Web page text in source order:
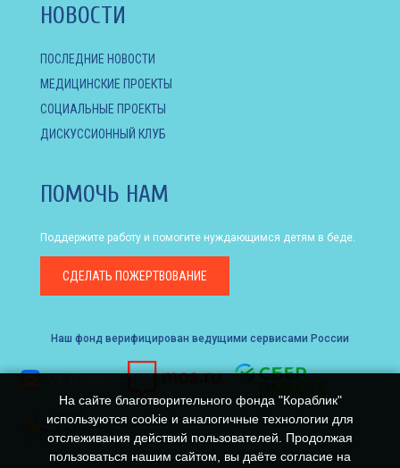
НОВОСТИ
ПОСЛЕДНИЕ НОВОСТИ
МЕДИЦИНСКИЕ ПРОЕКТЫ
СОЦИАЛЬНЫЕ ПРОЕКТЫ
ДИСКУССИОННЫЙ КЛУБ
ПОМОЧЬ НАМ
Поддержите работу и помогите нуждающимся детям в беде.
СДЕЛАТЬ ПОЖЕРТВОВАНИЕ
Наш фонд верифицирован ведущими сервисами России
На сайте благотворительного фонда "Кораблик"
используются cookie и аналогичные технологии для
отслеживания действий пользователей. Продолжая
пользоваться нашим сайтом, вы даёте согласие на